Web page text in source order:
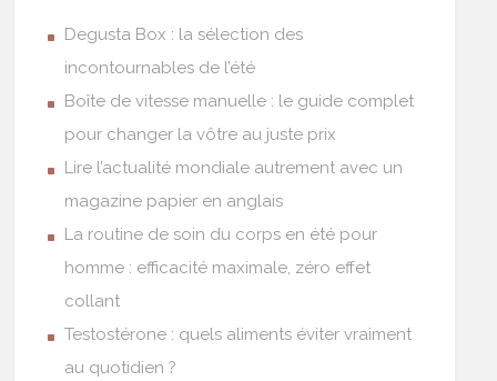
Degusta Box : la sélection des
incontournables de l’été
Boîte de vitesse manuelle : le guide complet
pour changer la vôtre au juste prix
Lire l’actualité mondiale autrement avec un
magazine papier en anglais
La routine de soin du corps en été pour
homme : efficacité maximale, zéro effet
collant
Testostérone : quels aliments éviter vraiment
au quotidien ?